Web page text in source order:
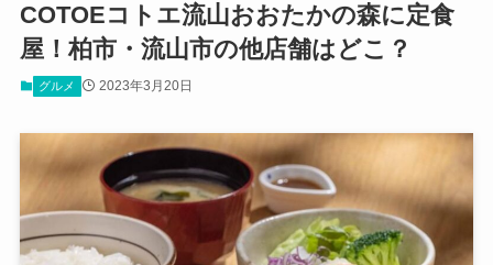
COTOEコトエ流山おおたかの森に定食
屋！柏市・流山市の他店舗はどこ？
グルメ 2023年3月20日